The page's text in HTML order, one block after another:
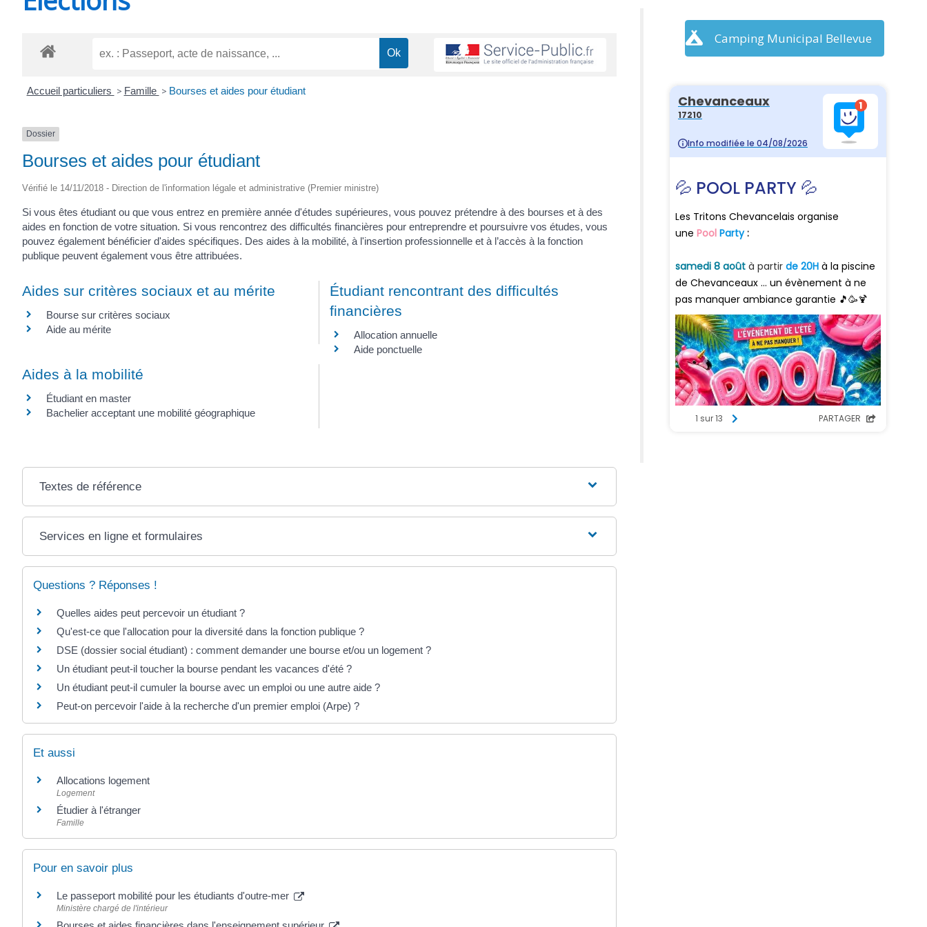
Accueil particuliers > Famille > Bourses et aides pour étudiant
Dossier
Bourses et aides pour étudiant
Vérifié le 14/11/2018 - Direction de l'information légale et administrative (Premier ministre)
Si vous êtes étudiant ou que vous entrez en première année d'études supérieures, vous pouvez prétendre à des bourses et à des
aides en fonction de votre situation. Si vous rencontrez des difficultés financières pour entreprendre et poursuivre vos études, vous
pouvez également bénéficier d'aides spécifiques. Des aides à la mobilité, à l'insertion professionnelle et à l’accès à la fonction
publique peuvent également vous être attribuées.
Aides sur critères sociaux et au mérite
Bourse sur critères sociaux
Aide au mérite
Étudiant rencontrant des difficultés
financières
Allocation annuelle
Aide ponctuelle
Aides à la mobilité
Étudiant en master
Bachelier acceptant une mobilité géographique
Textes de référence
Services en ligne et formulaires
Questions ? Réponses !
Quelles aides peut percevoir un étudiant ?
Qu'est-ce que l'allocation pour la diversité dans la fonction publique ?
DSE (dossier social étudiant) : comment demander une bourse et/ou un logement ?
Un étudiant peut-il toucher la bourse pendant les vacances d'été ?
Un étudiant peut-il cumuler la bourse avec un emploi ou une autre aide ?
Peut-on percevoir l'aide à la recherche d'un premier emploi (Arpe) ?
Et aussi
Allocations logement
Logement
Étudier à l'étranger
Famille
Pour en savoir plus
Le passeport mobilité pour les étudiants d'outre-mer
Ministère chargé de l'intérieur
Camping Municipal Bellevue